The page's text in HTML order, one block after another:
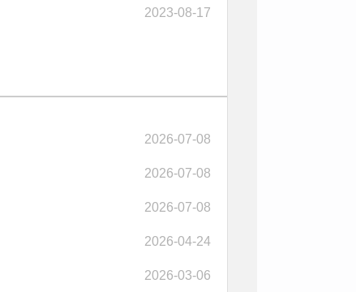
2023-08-17
2026-07-08
2026-07-08
2026-07-08
2026-04-24
2026-03-06